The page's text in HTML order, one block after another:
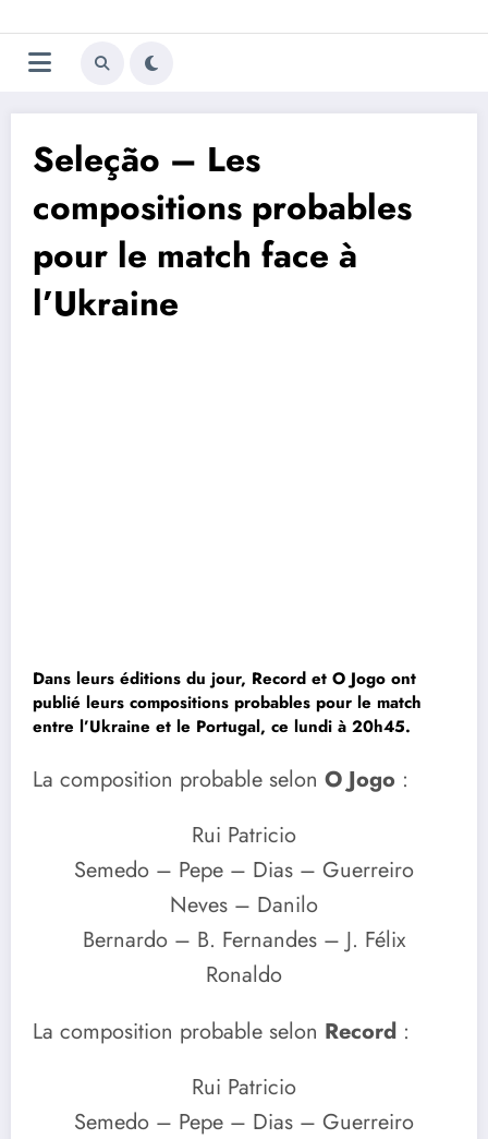
au
contenu
Trivela
L'actualité du football
Seleção – Les
compositions probables
pour le match face à
l’Ukraine
Dans leurs éditions du jour, Record et O Jogo ont
publié leurs compositions probables pour le match
entre l’Ukraine et le Portugal, ce lundi à 20h45.
La composition probable selon O Jogo :
Rui Patricio
Semedo – Pepe – Dias – Guerreiro
Neves – Danilo
Bernardo – B. Fernandes – J. Félix
Ronaldo
La composition probable selon Record :
Rui Patricio
Semedo – Pepe – Dias – Guerreiro